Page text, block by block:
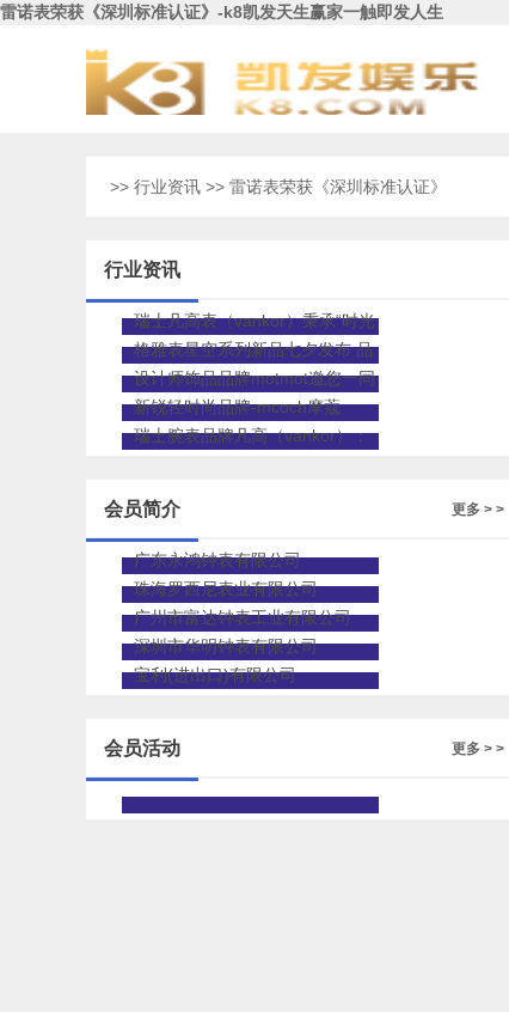
雷诺表荣获《深圳标准认证》-k8凯发天生赢家一触即发人生
>> 行业资讯 >> 雷诺表荣获《深圳标准认证》
行业资讯
瑞士凡高表（vankor）秉承“时光
心艺”焕发艺术新生
格雅表星空系列新品七夕发布 品
牌代言人佘诗曼现身助阵
设计师饰品品牌motmot邀您一同
开启腕间时尚盛宴！
新锐轻时尚品牌-mcoch摩蔻
瑞士腕表品牌凡高（vankor）：
更多 > >
会员简介
广东永鸿钟表有限公司
珠海罗西尼表业有限公司
广州市富达钟表工业有限公司
深圳市华明钟表有限公司
宝利(进出口)有限公司
更多 > >
会员活动